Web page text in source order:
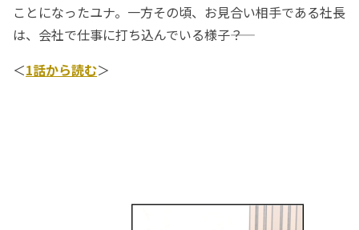
ことになったユナ。一方その頃、お見合い相手である社長
は、会社で仕事に打ち込んでいる様子――？
＜1話から読む＞